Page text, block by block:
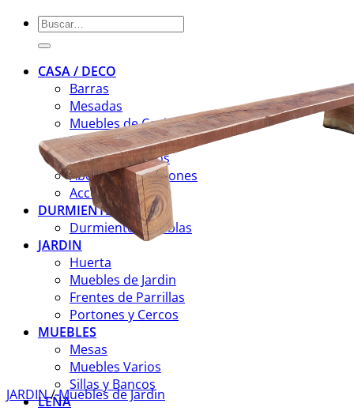
Buscar
por:
CASA / DECO
Barras
Mesadas
Muebles de Cocina
Muebles de Baño
Escaleras y Pisos
Aberturas y Portones
Accesorios
DURMIENTES
Durmientes y Tablas
JARDIN
Huerta
Muebles de Jardin
Frentes de Parrillas
Portones y Cercos
MUEBLES
Mesas
Muebles Varios
Sillas y Bancos
LEÑA
JARDIN/Muebles de Jardin